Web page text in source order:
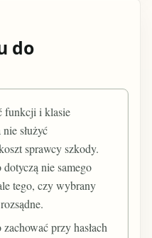
do
funkcji i klasie
służyć
sprawcy szkody.
dotyczą nie samego
tego, czy wybrany
przy hasłach